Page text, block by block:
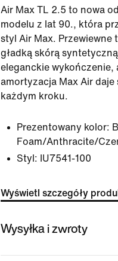
Air Max TL 2.5 to nowa
modelu z lat 90., która
styl Air Max. Przewiewne
gładką skórą
eleganckie wykończenie,
amortyzacja Max Air
każdym kroku.
Prezentowany kolor:
Foam/Anthracite/
Styl: IU7541-100
Wyświetl szczegóły
Wysyłka i zwroty